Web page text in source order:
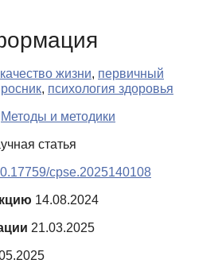
качество жизни, первичный
, психология здоровья
Методы и методики
статья
cpse.2025140108
14.08.2024
21.03.2025